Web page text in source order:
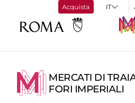
Acquista
MERCATI DI
FORI IMPERIALI